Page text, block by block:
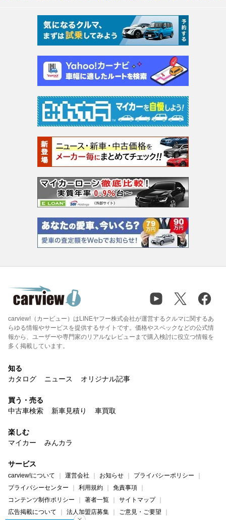
carview!（カービュー）はLINEヤフー株式会社が運営するクルマに関するあ
らゆる情報やサービスを提供するサイトです。価格やスペックなどの公式情
報から、ユーザーや専門家のリアルなレビューまで購入検討に役立つ情報を
多く掲載しています。
知る
カタログ
ニュース オリジナル記事
買う・売る
中古車検索
新車見積り 車買取
楽しむ
マイカー
みんカラ
サービス
carview!について 運営会社 お知らせ
プライバシーポリシー
プライバシーセンター
利用規約
免責事項
コンテンツ制作ポリシー
著者一覧
サイトマップ
広告掲載について
法人加盟店募集 ご意見・ご要望